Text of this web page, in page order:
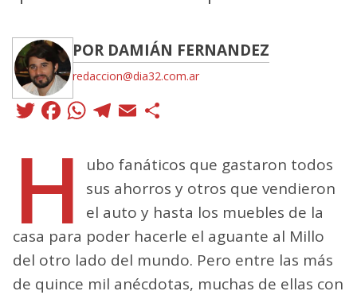
POR DAMIÁN FERNANDEZ
redaccion@dia32.com.ar
Twitter
Facebook
WhatsApp
Telegram
Email
H
ubo fanáticos que gastaron todos
sus ahorros y otros que vendieron
el auto y hasta los muebles de la
casa para poder hacerle el aguante al Millo
del otro lado del mundo. Pero entre las más
de quince mil anécdotas, muchas de ellas con